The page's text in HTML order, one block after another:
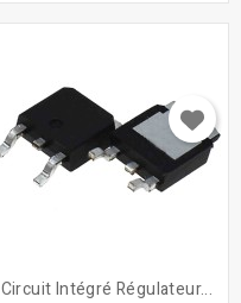
Circuit Intégré Régulateur...